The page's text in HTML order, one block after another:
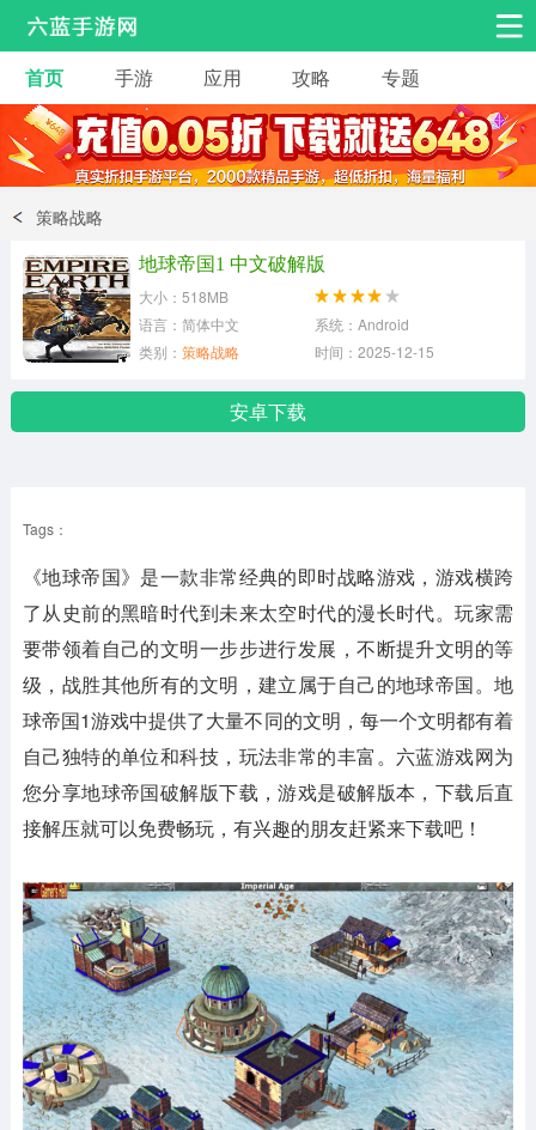
安卓手游 手游工具
热门手游 角色扮演 益智休闲
动作射击
冒险解谜
体育竞技
首页 手游 应用 攻略 专题
策略战略
地球帝国1 中文破解版
大小：518MB
语言：简体中文
系统：Android
类别： 策略战略 时间：2025-12-15
安卓下载
Tags：
《地球帝国》是一款非常经典的即时战略游戏，游戏横跨
了从史前的黑暗时代到未来太空时代的漫长时代。玩家需
要带领着自己的文明一步步进行发展，不断提升文明的等
级，战胜其他所有的文明，建立属于自己的地球帝国。地
球帝国1游戏中提供了大量不同的文明，每一个文明都有着
自己独特的单位和科技，玩法非常的丰富。六蓝游戏网为
您分享地球帝国破解版下载，游戏是破解版本，下载后直
接解压就可以免费畅玩，有兴趣的朋友赶紧来下载吧！